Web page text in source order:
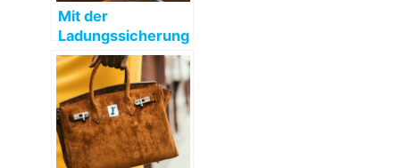
Mit der
Ladungssicherung
direkt
einsatzbereit sein